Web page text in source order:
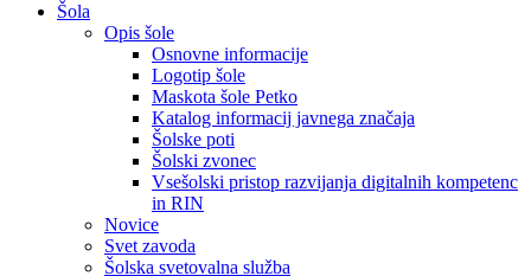
Šola
Opis šole
Osnovne informacije
Logotip šole
Maskota šole Petko
Katalog informacij javnega značaja
Šolske poti
Šolski zvonec
Vsešolski pristop razvijanja digitalnih kompetenc
in RIN
Novice
Svet zavoda
Šolska svetovalna služba